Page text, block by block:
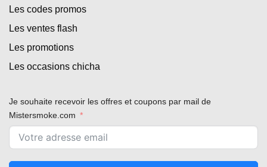
Les codes promos
Les ventes flash
Les promotions
Les occasions chicha
Je souhaite recevoir les offres et coupons par mail de
Mistersmoke.com